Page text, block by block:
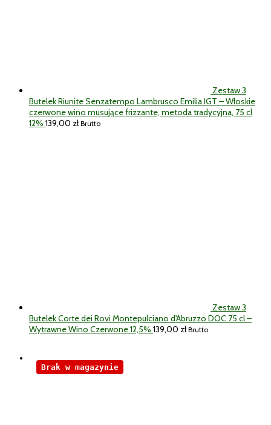
Zestaw 3
Butelek Riunite Senzatempo Lambrusco Emilia IGT – Włoskie
czerwone wino musujące frizzante, metoda tradycyjna, 75 cl
12% 139,00 zł Brutto
Zestaw 3
Butelek Corte dei Rovi Montepulciano d'Abruzzo DOC 75 cl –
Wytrawne Wino Czerwone 12,5% 139,00 zł Brutto
Brak w magazynie